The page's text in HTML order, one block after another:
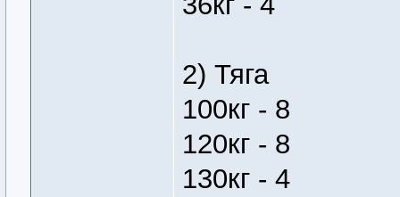
2) Тяга
100кг - 8
120кг - 8
130кг - 4